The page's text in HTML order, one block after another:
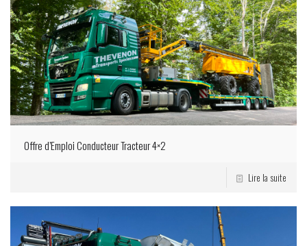
Offre d’Emploi Conducteur Tracteur 4×2
Lire la suite